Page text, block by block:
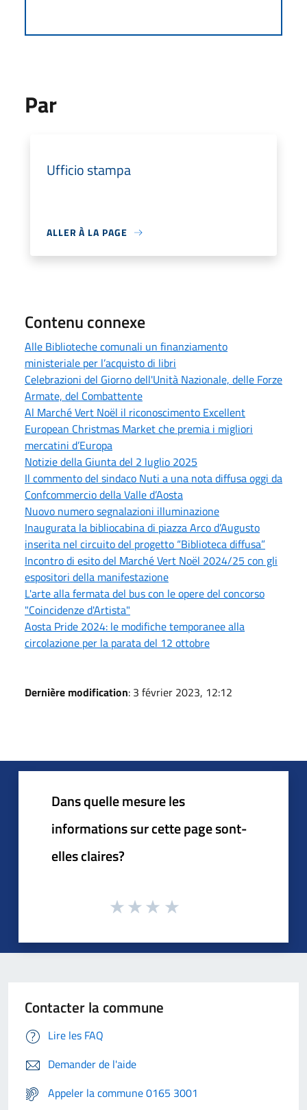
Par
Ufficio stampa
ALLER À LA PAGE
Contenu connexe
Alle Biblioteche comunali un finanziamento
ministeriale per l’acquisto di libri
Celebrazioni del Giorno dell'Unità Nazionale, delle Forze
Armate, del Combattente
Al Marché Vert Noël il riconoscimento Excellent
European Christmas Market che premia i migliori
mercatini d’Europa
Notizie della Giunta del 2 luglio 2025
Il commento del sindaco Nuti a una nota diffusa oggi da
Confcommercio della Valle d’Aosta
Nuovo numero segnalazioni illuminazione
Inaugurata la bibliocabina di piazza Arco d’Augusto
inserita nel circuito del progetto “Biblioteca diffusa”
Incontro di esito del Marché Vert Noël 2024/25 con gli
espositori della manifestazione
L'arte alla fermata del bus con le opere del concorso
"Coincidenze d'Artista"
Aosta Pride 2024: le modifiche temporanee alla
circolazione per la parata del 12 ottobre
Dernière modification: 3 février 2023, 12:12
Dans quelle mesure les
informations sur cette page sont-
elles claires?
Contacter la commune
Lire les FAQ
Demander de l'aide
Appeler la commune 0165 3001